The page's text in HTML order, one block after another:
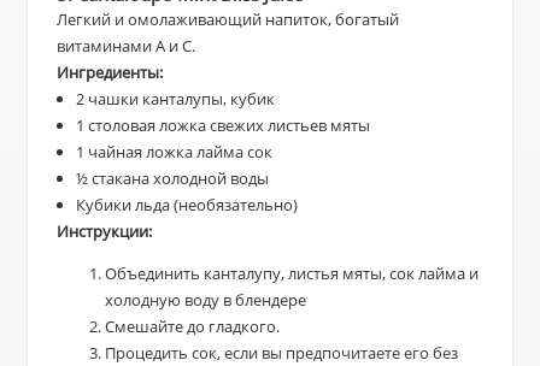
Легкий и омолаживающий напиток, богатый
витаминами А и С.
Ингредиенты:
2 чашки канталупы, кубик
1 столовая ложка свежих листьев мяты
1 чайная ложка лайма сок
½ стакана холодной воды
Кубики льда (необязательно)
Инструкции:
Объединить канталупу, листья мяты, сок лайма и
холодную воду в блендере
Смешайте до гладкого.
Процедить сок, если вы предпочитаете его без